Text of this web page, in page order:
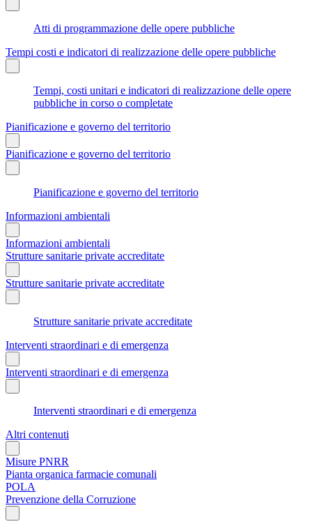
Atti di programmazione delle opere pubbliche
Tempi costi e indicatori di realizzazione delle opere pubbliche
Tempi, costi unitari e indicatori di realizzazione delle opere
pubbliche in corso o completate
Pianificazione e governo del territorio
Pianificazione e governo del territorio
Pianificazione e governo del territorio
Informazioni ambientali
Informazioni ambientali
Strutture sanitarie private accreditate
Strutture sanitarie private accreditate
Strutture sanitarie private accreditate
Interventi straordinari e di emergenza
Interventi straordinari e di emergenza
Interventi straordinari e di emergenza
Altri contenuti
Misure PNRR
Pianta organica farmacie comunali
POLA
Prevenzione della Corruzione